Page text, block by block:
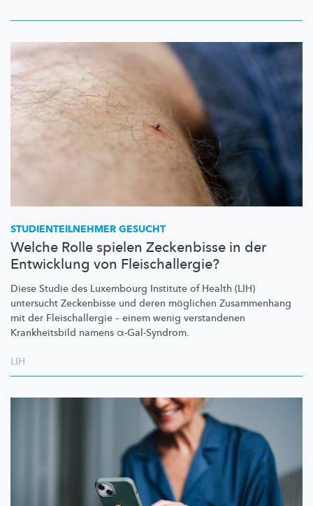
STUDIENTEILNEHMER GESUCHT
Welche Rolle spielen Zeckenbisse in der
Entwicklung von Fleischallergie?
Diese Studie des Luxembourg Institute of Health (LIH)
untersucht Zeckenbisse und deren möglichen Zusammenhang
mit der Fleischallergie – einem wenig verstandenen
Krankheitsbild namens α-Gal-Syndrom.
LIH